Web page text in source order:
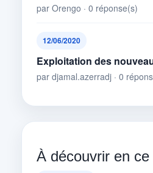
par Orengo · 0 réponse(s)
12/06/2020
Exploitation des
par djamal.azerradj · 0
À découvrir en